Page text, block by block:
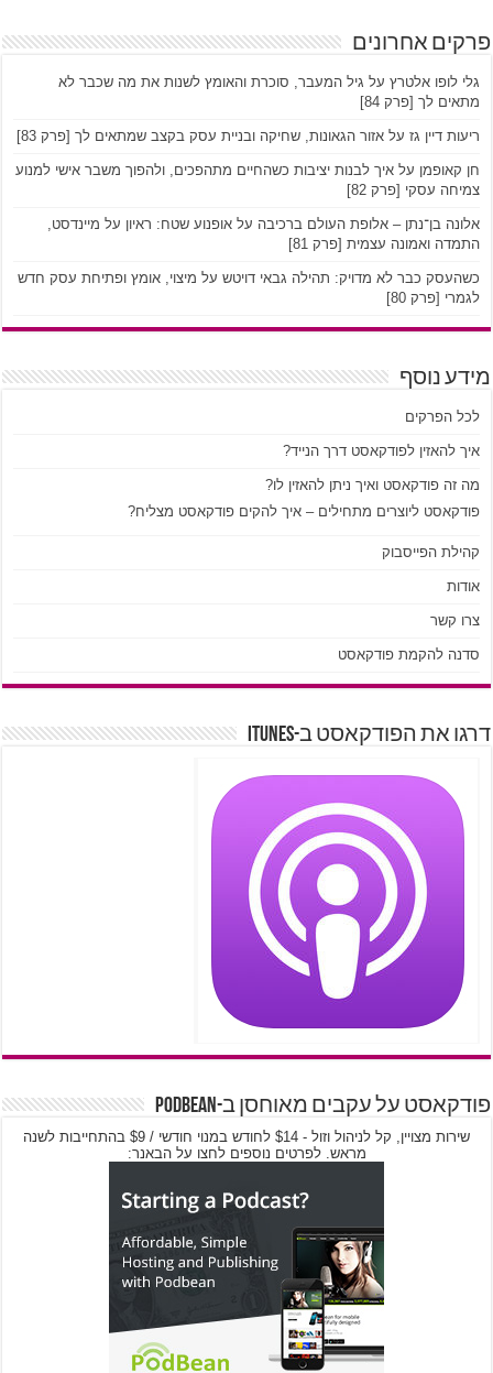
פרקים אחרונים
גלי לופו אלטרץ על גיל המעבר, סוכרת והאומץ לשנות את מה שכבר לא
מתאים לך [פרק 84]
ריעות דיין גז על אזור הגאונות, שחיקה ובניית עסק בקצב שמתאים לך [פרק 83]
חן קאופמן על איך לבנות יציבות כשהחיים מתהפכים, ולהפוך משבר אישי למנוע
צמיחה עסקי [פרק 82]
אלונה בן־נתן – אלופת העולם ברכיבה על אופנוע שטח: ראיון על מיינדסט,
התמדה ואמונה עצמית [פרק 81]
כשהעסק כבר לא מדויק: תהילה גבאי דויטש על מיצוי, אומץ ופתיחת עסק חדש
לגמרי [פרק 80]
מידע נוסף
לכל הפרקים
איך להאזין לפודקאסט דרך הנייד?
מה זה פודקאסט ואיך ניתן להאזין לו?
פודקאסט ליוצרים מתחילים – איך להקים פודקאסט מצליח?
קהילת הפייסבוק
אודות
צרו קשר
סדנה להקמת פודקאסט
דרגו את הפודקאסט ב-iTunes
פודקאסט על עקבים מאוחסן ב-PodBean
שירות מצויין, קל לניהול וזול - $14 לחודש במנוי חודשי / $9 בהתחייבות לשנה
מראש. לפרטים נוספים לחצו על הבאנר: